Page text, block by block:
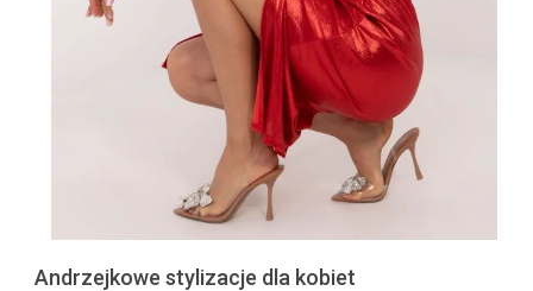
Andrzejkowe stylizacje dla kobiet